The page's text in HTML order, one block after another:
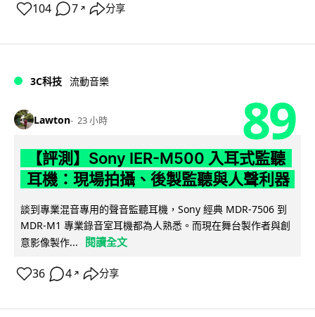
104 7 ↗ 分享
3C科技 流動音樂
Lawton 23 小時 89
【評測】Sony IER-M500 入耳式監聽
耳機：現場拍攝、後製監聽與人聲利器
談到專業混音專用的聲音監聽耳機，Sony 經典 MDR-7506 到
MDR-M1 專業錄音室耳機都為人熟悉。而現在舞台製作者與創
意影像製作...
閱讀全文
36 4 ↗ 分享